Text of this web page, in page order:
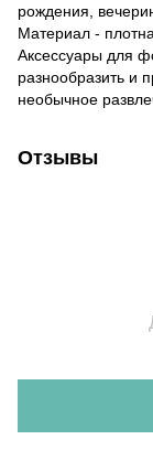
рождения,
Материал -
Аксессуары для
разнообразить и
необычное
Отзывы